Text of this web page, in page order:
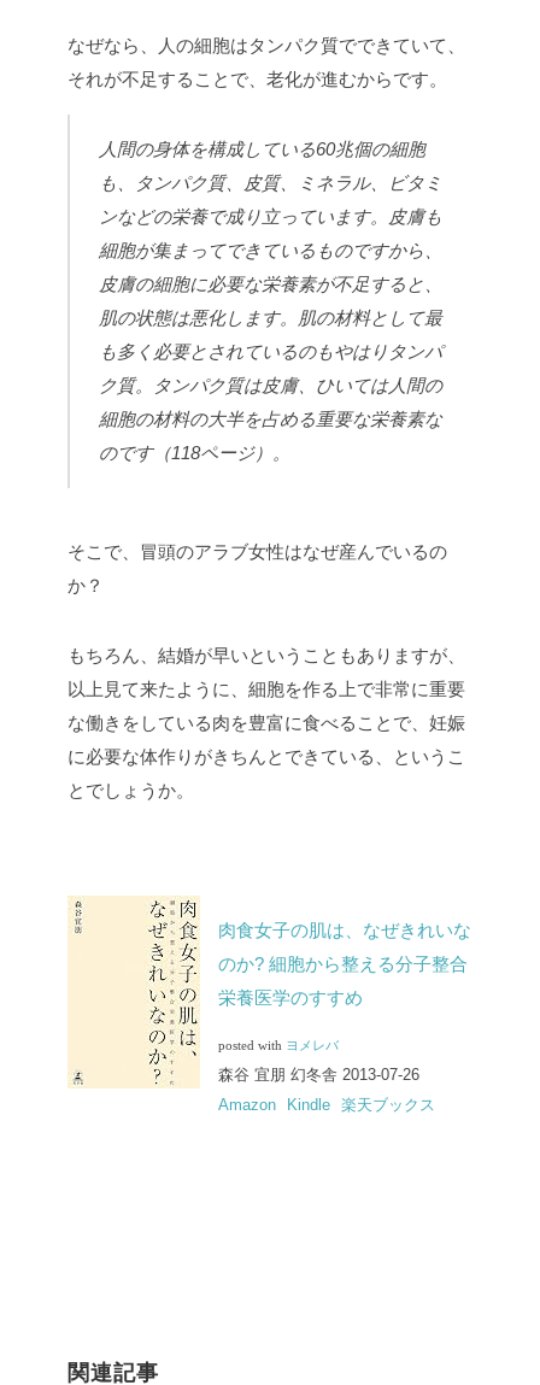
なぜなら、人の細胞はタンパク質でできていて、
それが不足することで、老化が進むからです。
人間の身体を構成している60兆個の細胞
も、タンパク質、皮質、ミネラル、ビタミ
ンなどの栄養で成り立っています。皮膚も
細胞が集まってできているものですから、
皮膚の細胞に必要な栄養素が不足すると、
肌の状態は悪化します。肌の材料として最
も多く必要とされているのもやはりタンパ
ク質。タンパク質は皮膚、ひいては人間の
細胞の材料の大半を占める重要な栄養素な
のです（118ページ）。
そこで、冒頭のアラブ女性はなぜ産んでいるの
か？
もちろん、結婚が早いということもありますが、
以上見て来たように、細胞を作る上で非常に重要
な働きをしている肉を豊富に食べることで、妊娠
に必要な体作りがきちんとできている、というこ
とでしょうか。
肉食女子の肌は、なぜきれいな
のか? 細胞から整える分子整合
栄養医学のすすめ
posted with ヨメレバ
森谷 宜朋 幻冬舎 2013-07-26
Amazon
Kindle 楽天ブックス
関連記事